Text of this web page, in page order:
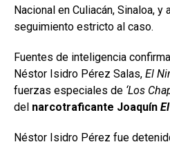
Nacional en Culiacán, Sinaloa, y
seguimiento estricto al caso.
Fuentes de inteligencia
Néstor Isidro Pérez Salas, El
fuerzas especiales de ‘Los
del narcotraficante Joaquín
Néstor Isidro Pérez fue